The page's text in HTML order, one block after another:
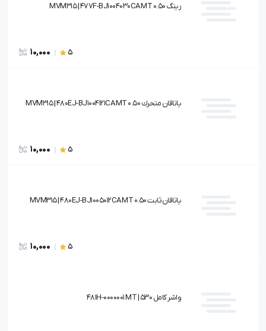
رينگ 0.50 MVM315 | 477F-BJ1004030CA MT
5
10,000
ياتاقان متحرك 0.50 MVM315 | 480EJ-BJ1004121CA MT
5
10,000
ياتاقان ثابت 0.50 MVM315 | 480EJ-BJ1005012CA MT
5
10,000
واشر كامل 530 | 481H-0000001 MT